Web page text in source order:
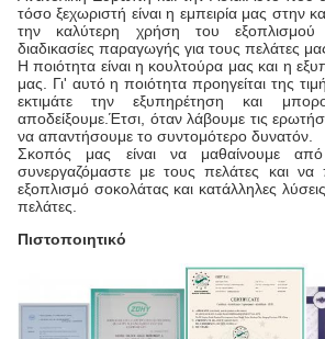
τόσο ξεχωριστή είναι η εμπειρία μας στην
την καλύτερη χρήση του εξοπλισμού
διαδικασίες παραγωγής για τους πελάτες
Η ποιότητα είναι η κουλτούρα μας και η
μας. Γι' αυτό η ποιότητα προηγείται της
εκτιμάτε την εξυπηρέτηση και
αποδείξουμε.Έτσι, όταν λάβουμε τις
να απαντήσουμε το συντομότερο δυνατόν.
Σκοπός μας είναι να μαθαίνουμε
συνεργαζόμαστε με τους πελάτες και να
εξοπλισμό σοκολάτας και κατάλληλες
πελάτες.
Πιστοποιητικό